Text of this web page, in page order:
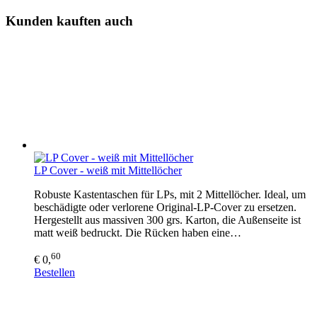
Kunden kauften auch
LP Cover - weiß mit Mittellöcher
Robuste Kastentaschen für LPs, mit 2 Mittellöcher. Ideal, um
beschädigte oder verlorene Original-LP-Cover zu ersetzen.
Hergestellt aus massiven 300 grs. Karton, die Außenseite ist
matt weiß bedruckt. Die Rücken haben eine…
€ 0,60
Bestellen